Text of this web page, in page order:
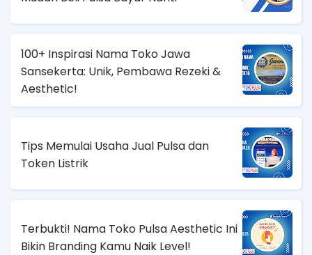
100+ Inspirasi Nama Toko Jawa
Sansekerta: Unik, Pembawa Rezeki &
Aesthetic!
Tips Memulai Usaha Jual Pulsa dan
Token Listrik
Terbukti! Nama Toko Pulsa Aesthetic Ini
Bikin Branding Kamu Naik Level!